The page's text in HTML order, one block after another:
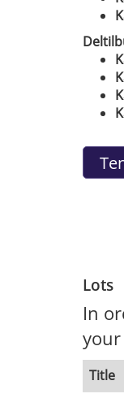
Lots
In
Title